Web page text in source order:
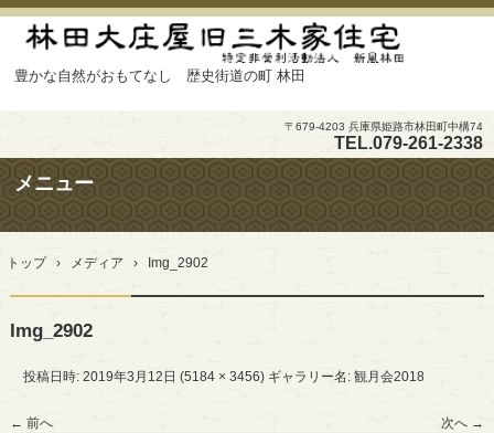
豊かな自然がおもてなし 歴史街道の町 林田
TEL.079-261-2338
〒679-4203 兵庫県姫路市林田町中構74
メニュー
コ
テ
へ
トップ › メディア › Img_2902
Img_2902
投稿日時: 2019年3月12日 (5184 × 3456) ギャラリー名: 観月会2018
← 前へ 次へ →